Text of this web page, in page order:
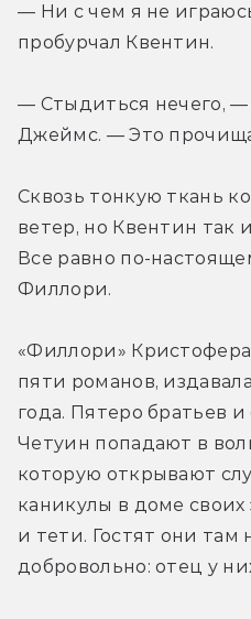
— Ни с чем я не
пробурчал Квентин.
— Стыдиться нечего, —
Джеймс. — Это
Сквозь тонкую ткань
ветер, но Квентин так
Все равно по-
Филлори.
«Филлори»
пяти романов,
года. Пятеро братьев
Четуин попадают в
которую открывают
каникулы в доме
и тети. Гостят они там
добровольно: отец у